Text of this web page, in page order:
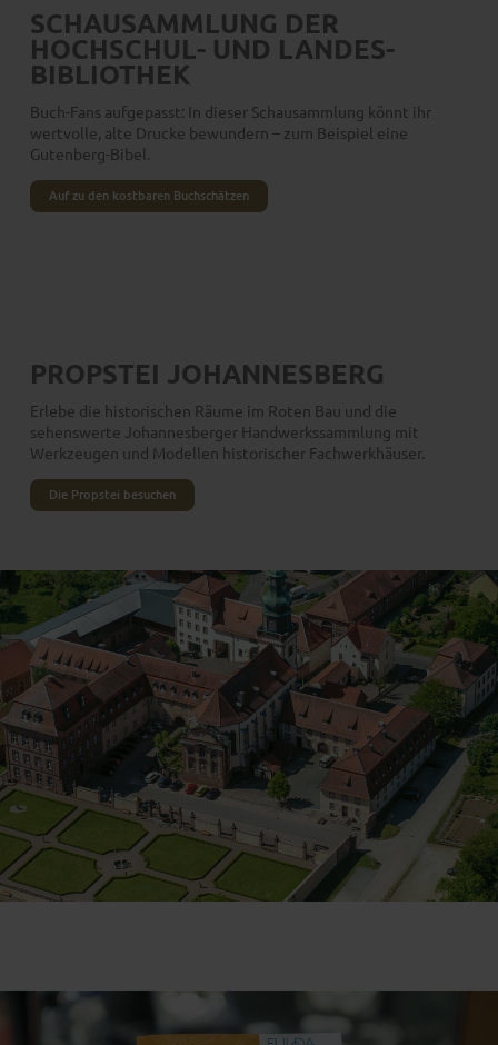
SCHAUSAMMLUNG DER
HOCHSCHUL- UND LANDES­
BIBLIOTHEK
Buch-Fans aufgepasst: In dieser Schausammlung könnt ihr
wertvolle, alte Drucke bewundern – zum Beispiel eine
Gutenberg-Bibel.
Auf zu den kostbaren Buchschätzen
PROPSTEI JOHANNESBERG
Erlebe die historischen Räume im Roten Bau und die
sehenswerte Johannesberger Handwerkssammlung mit
Werkzeugen und Modellen historischer Fachwerkhäuser.
Die Propstei besuchen